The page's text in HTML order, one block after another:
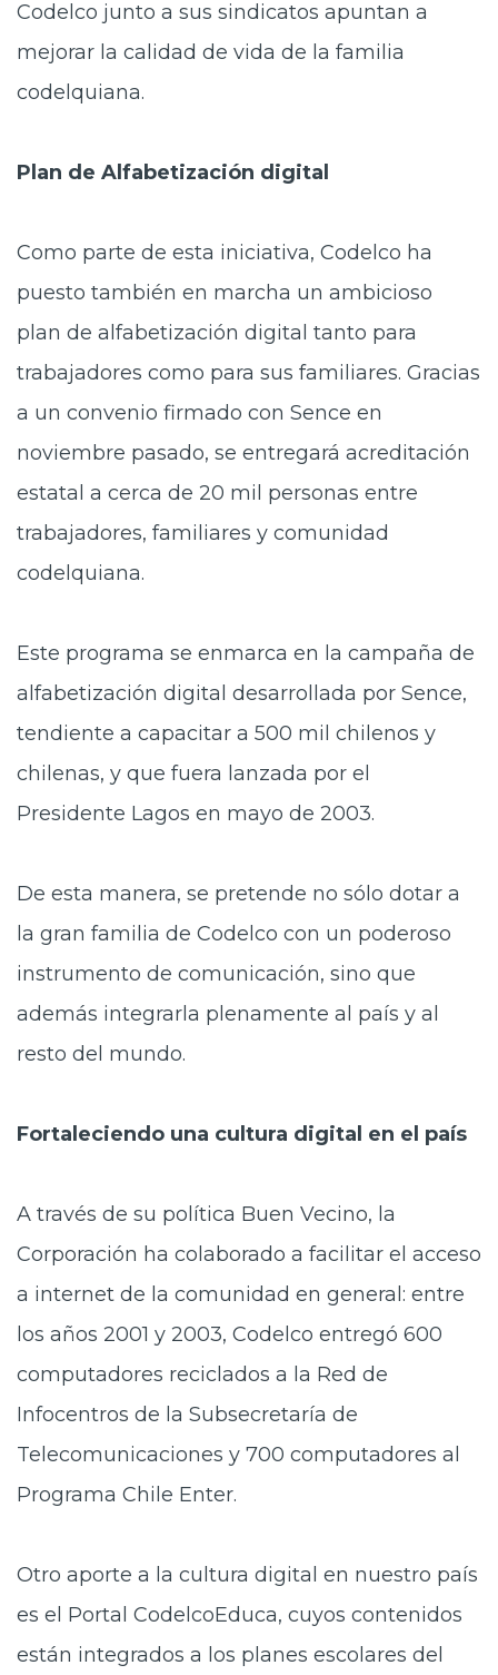
Codelco junto a sus sindicatos apuntan a
mejorar la calidad de vida de la familia
codelquiana.
Plan de Alfabetización digital
Como parte de esta iniciativa, Codelco ha
puesto también en marcha un ambicioso
plan de alfabetización digital tanto para
trabajadores como para sus familiares. Gracias
a un convenio firmado con Sence en
noviembre pasado, se entregará acreditación
estatal a cerca de 20 mil personas entre
trabajadores, familiares y comunidad
codelquiana.
Este programa se enmarca en la campaña de
alfabetización digital desarrollada por Sence,
tendiente a capacitar a 500 mil chilenos y
chilenas, y que fuera lanzada por el
Presidente Lagos en mayo de 2003.
De esta manera, se pretende no sólo dotar a
la gran familia de Codelco con un poderoso
instrumento de comunicación, sino que
además integrarla plenamente al país y al
resto del mundo.
Fortaleciendo una cultura digital en el país
A través de su política Buen Vecino, la
Corporación ha colaborado a facilitar el acceso
a internet de la comunidad en general: entre
los años 2001 y 2003, Codelco entregó 600
computadores reciclados a la Red de
Infocentros de la Subsecretaría de
Telecomunicaciones y 700 computadores al
Programa Chile Enter.
Otro aporte a la cultura digital en nuestro país
es el Portal CodelcoEduca, cuyos contenidos
están integrados a los planes escolares del